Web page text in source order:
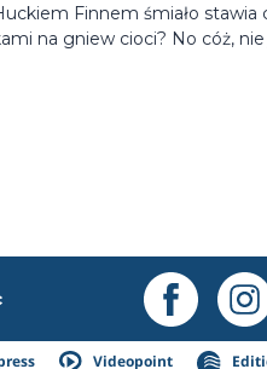
Finnem śmiało stawia
na gniew cioci? No cóż,
Videopoint